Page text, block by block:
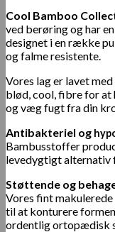
Cool Bamboo
ved berøring og har
designet i en række
og falme resistente.
Vores lag er lavet
blød, cool, fibre for
og væg fugt fra din
Antibakteriel og
Bambusstoffer
levedygtigt alternativ
Støttende og
Vores fint
til at konturere
ordentlig ortopædisk